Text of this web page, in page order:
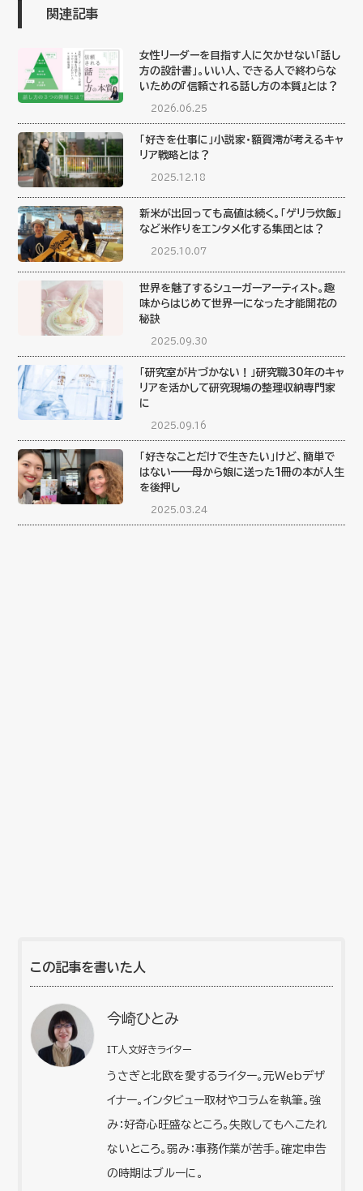
関連記事
女性リーダーを目指す人に欠かせない「話し
方の設計書」。いい人、できる人で終わらな
いための『信頼される話し方の本質』とは？
2026.06.25
「好きを仕事に」小説家・額賀澪が考えるキャ
リア戦略とは？
2025.12.18
新米が出回っても高値は続く。「ゲリラ炊飯」
など米作りをエンタメ化する集団とは？
2025.10.07
世界を魅了するシューガーアーティスト。趣
味からはじめて世界一になった才能開花の
秘訣
2025.09.30
「研究室が片づかない！」研究職30年のキャ
リアを活かして研究現場の整理収納専門家
に
2025.09.16
「好きなことだけで生きたい」けど、簡単で
はない——母から娘に送った1冊の本が人生
を後押し
2025.03.24
この記事を書いた人
今崎ひとみ
IT人文好きライター
うさぎと北欧を愛するライター。元Webデザ
イナー。インタビュー取材やコラムを執筆。強
み：好奇心旺盛なところ。失敗してもへこたれ
ないところ。弱み：事務作業が苦手。確定申告
の時期はブルーに。